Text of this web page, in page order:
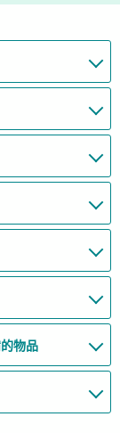
物品